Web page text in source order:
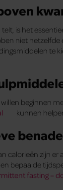
telt, is het
niet
te
beginnen
kunnen
calorieën zijn
bepaalde
fasting –